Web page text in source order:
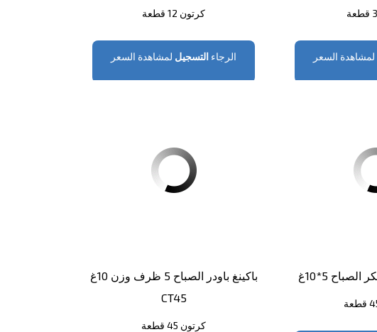
كرتون 12 قطعة
التسجيل الرجاء
باكينغ باودر الصباح 5 ظرف وزن 10غ
CT45
كرتون 45 قطعة